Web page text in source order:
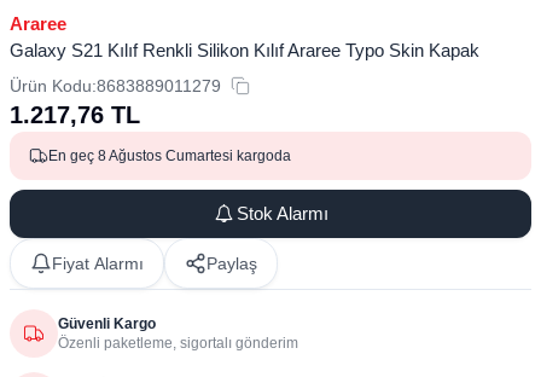
Araree
Galaxy S21 Kılıf Renkli Silikon Kılıf Araree Typo Skin Kapak
Ürün Kodu:8683889011279
1.217,76 TL
En geç 8 Ağustos Cumartesi kargoda
Stok Alarmı
Fiyat Alarmı Paylaş
Güvenli Kargo
Özenli paketleme, sigortalı gönderim